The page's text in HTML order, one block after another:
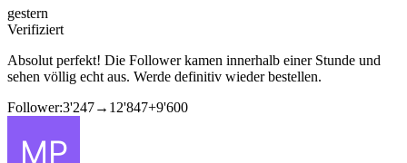
gestern
Verifiziert
Absolut perfekt! Die Follower kamen innerhalb einer Stunde und
sehen völlig echt aus. Werde definitiv wieder bestellen.
Follower:3'247→ 12'847+9'600